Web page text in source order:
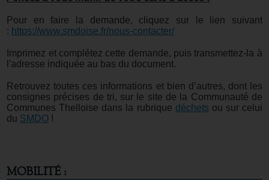
Pour en faire la demande, cliquez sur le lien suivant
: https://www.smdoise.fr/nous-contacter/
Imprimez et complétez cette demande, puis transmettez-la à
l'adresse indiquée au bas du document.
Retrouvez toutes ces informations et bien d’autres, dont les
consignes précises de tri, sur le site de la Communauté de
Communes Thelloise dans la rubrique déchets ou sur celui
du SMDO !
MOBILITÉ :